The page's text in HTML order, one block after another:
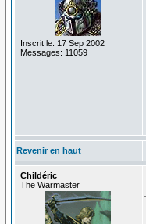
Inscrit le: 17 Sep 2002
Messages: 11059
Revenir en haut
Childéric
The Warmaster